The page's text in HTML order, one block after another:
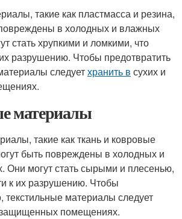
такие как пластмасса и резина,
в холодных и влажных
стать хрупкими и ломкими, что
разрушению. Чтобы предотвратить
следуетхранить в сухих и
материалы
такие как ткань и ковровые
быть повреждены в холодных и
Они могут стать сырыми и плесенью,
к их разрушению. Чтобы
текстильные материалы следует
помещениях.